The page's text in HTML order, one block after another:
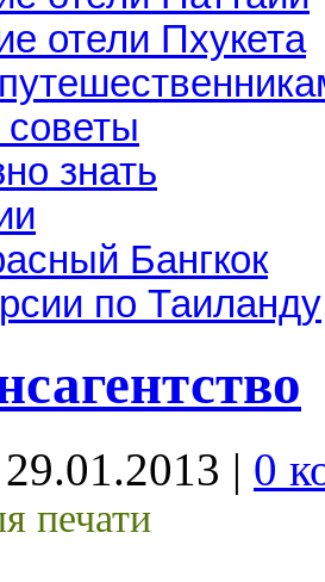
отели Пхукета
знать
Бангкок
по Таиланду
29.01.2013 | 0
печати